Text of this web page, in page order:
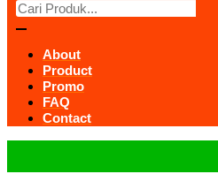
About
Product
Promo
FAQ
Contact